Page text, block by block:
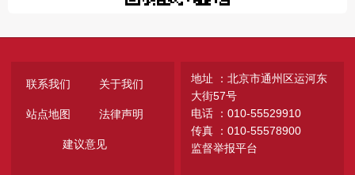
联系我们 关于我们
站点地图 法律声明
建议意见
地址 ：北京市通州区运河东
大街57号
电话 ：010-55529910
传真 ：010-55578900
监督举报平台